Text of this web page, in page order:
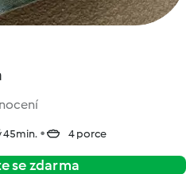
45min. 4 porce
se zdarma